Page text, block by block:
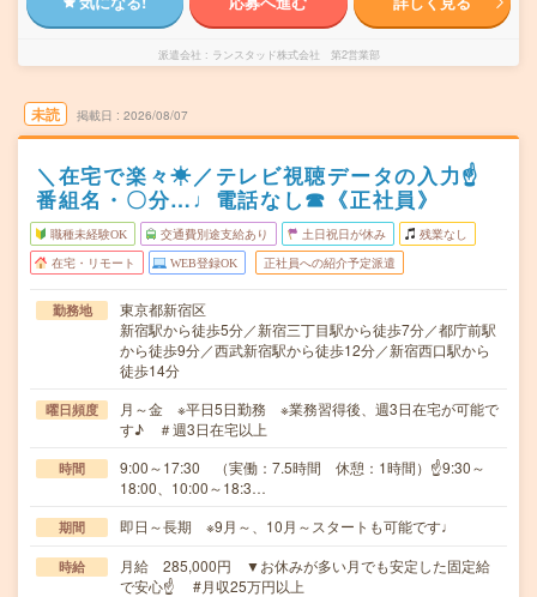
派遣会社 ランスタッド株式会社 第2営業部
未読 掲載日 2026/08/07
＼在宅で楽々☀／テレビ視聴データの入力☝
番組名・〇分…♩電話なし☎《正社員》
職種未経験OK 交通費別途支給あり 土日祝日が休み 残業なし
在宅・リモート WEB登録OK 正社員への紹介予定派遣
勤務地
東京都新宿区
新宿駅から徒歩5分／新宿三丁目駅から徒歩7分／都庁前駅
から徒歩9分／西武新宿駅から徒歩12分／新宿西口駅から
徒歩14分
曜日頻度
月～金 ※平日5日勤務 ※業務習得後、週3日在宅が可能で
す♪ ＃週3日在宅以上
時間
9:00～17:30 （実働：7.5時間 休憩：1時間）☝9:30～
18:00、10:00～18:3…
期間 即日～長期 ※9月～、10月～スタートも可能です♩
時給
月給 285,000円 ▼お休みが多い月でも安定した固定給
で安心☝ #月収25万円以上